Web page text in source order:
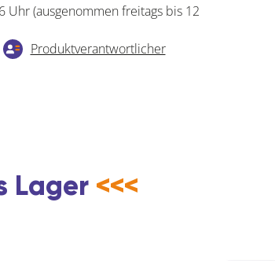
Uhr (ausgenommen freitags bis 12
Produktverantwortlicher
Lager <<<